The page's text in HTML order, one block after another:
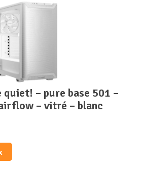
– vitré – blanc